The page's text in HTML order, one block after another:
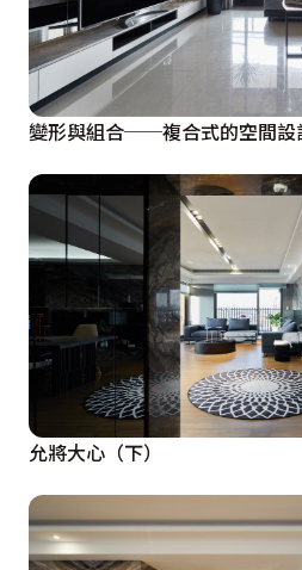
的運用更為有效率。另外根據我
最好的地方須提供最常的使用
位置，也就是靠窗區開放出來
用。
F 臥房（改為多用途室）：原
房設計在更為獨立的空間「G」
接近開放區域的空間，不論是
的彼此支援及設置彈性等，在
效率。因此我們利用玻璃折門取
可以隨時彈性併入中島區及客廳
為「多用途室」，包括餐廳、
由與其他空間的組合形成更有趣
原始餐廳區的設計採光條件較
此空間開放出來，一方面有助於
變形與組合──複合式的空間設
允將大心（下）